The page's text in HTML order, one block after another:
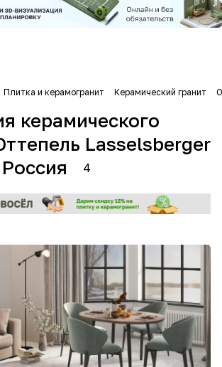
Плитка и керамогранит Керамический гранит
керамического
Lasselsberger
4